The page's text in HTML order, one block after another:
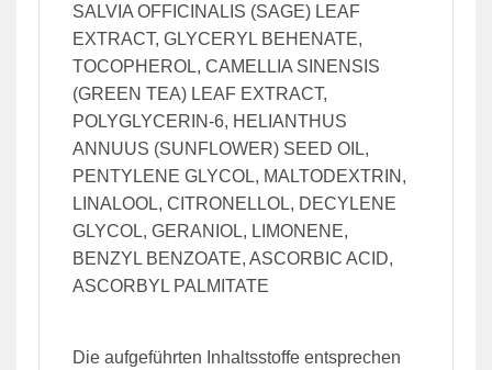
SALVIA OFFICINALIS (SAGE) LEAF
EXTRACT, GLYCERYL BEHENATE,
TOCOPHEROL, CAMELLIA SINENSIS
(GREEN TEA) LEAF EXTRACT,
POLYGLYCERIN-6, HELIANTHUS
ANNUUS (SUNFLOWER) SEED OIL,
PENTYLENE GLYCOL, MALTODEXTRIN,
LINALOOL, CITRONELLOL, DECYLENE
GLYCOL, GERANIOL, LIMONENE,
BENZYL BENZOATE, ASCORBIC ACID,
ASCORBYL PALMITATE
Die aufgeführten Inhaltsstoffe entsprechen